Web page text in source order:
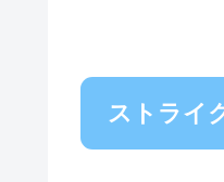
ストライ